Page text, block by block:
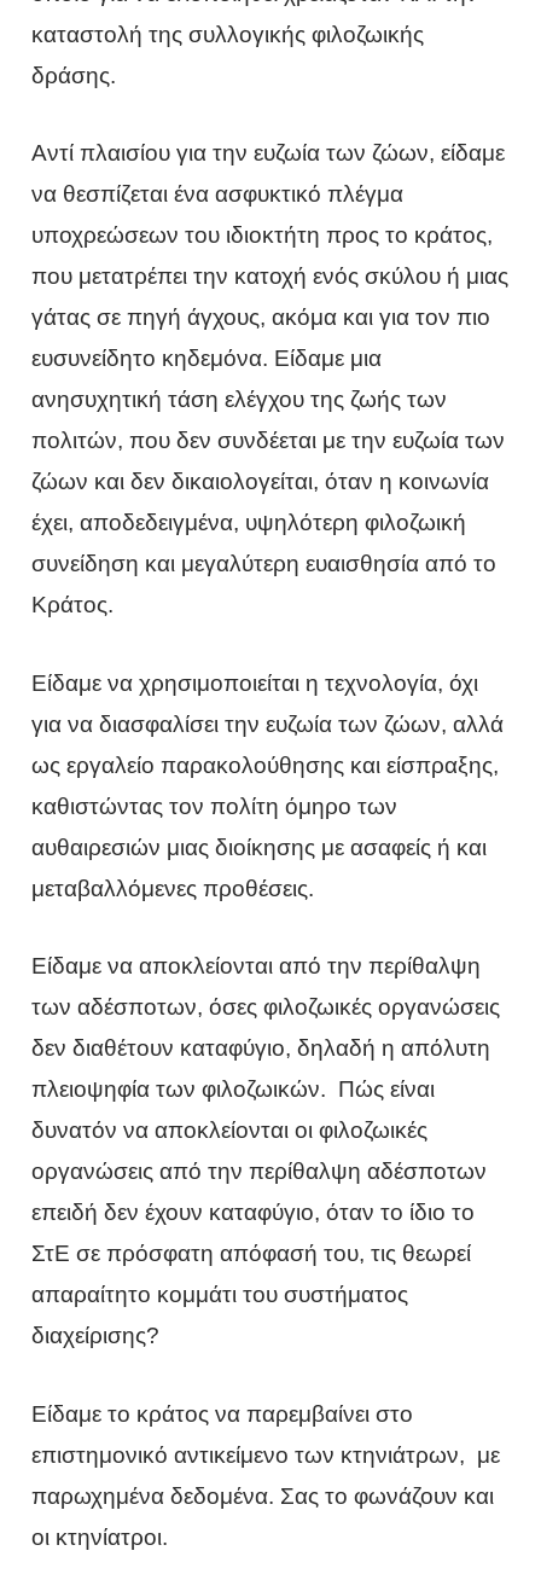
καταστολή της συλλογικής φιλοζωικής
δράσης.
Αντί πλαισίου για την ευζωία των ζώων, είδαμε
να θεσπίζεται ένα ασφυκτικό πλέγμα
υποχρεώσεων του ιδιοκτήτη προς το κράτος,
που μετατρέπει την κατοχή ενός σκύλου ή μιας
γάτας σε πηγή άγχους, ακόμα και για τον πιο
ευσυνείδητο κηδεμόνα. Είδαμε μια
ανησυχητική τάση ελέγχου της ζωής των
πολιτών, που δεν συνδέεται με την ευζωία των
ζώων και δεν δικαιολογείται, όταν η κοινωνία
έχει, αποδεδειγμένα, υψηλότερη φιλοζωική
συνείδηση και μεγαλύτερη ευαισθησία από το
Κράτος.
Είδαμε να χρησιμοποιείται η τεχνολογία, όχι
για να διασφαλίσει την ευζωία των ζώων, αλλά
ως εργαλείο παρακολούθησης και είσπραξης,
καθιστώντας τον πολίτη όμηρο των
αυθαιρεσιών μιας διοίκησης με ασαφείς ή και
μεταβαλλόμενες προθέσεις.
Είδαμε να αποκλείονται από την περίθαλψη
των αδέσποτων, όσες φιλοζωικές οργανώσεις
δεν διαθέτουν καταφύγιο, δηλαδή η απόλυτη
πλειοψηφία των φιλοζωικών. Πώς είναι
δυνατόν να αποκλείονται οι φιλοζωικές
οργανώσεις από την περίθαλψη αδέσποτων
επειδή δεν έχουν καταφύγιο, όταν το ίδιο το
ΣτΕ σε πρόσφατη απόφασή του, τις θεωρεί
απαραίτητο κομμάτι του συστήματος
διαχείρισης?
Είδαμε το κράτος να παρεμβαίνει στο
επιστημονικό αντικείμενο των κτηνιάτρων, με
παρωχημένα δεδομένα. Σας το φωνάζουν και
οι κτηνίατροι.